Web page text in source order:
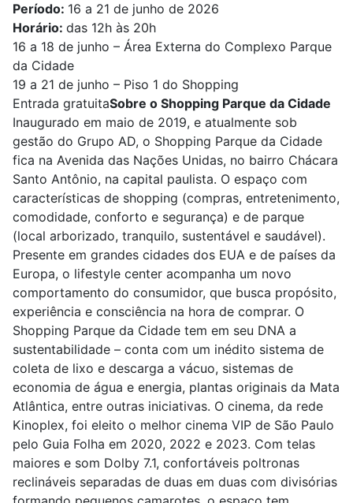
Período: 16 a 21 de junho de 2026
Horário: das 12h às 20h
16 a 18 de junho – Área Externa do Complexo Parque
da Cidade
19 a 21 de junho – Piso 1 do Shopping
Entrada gratuitaSobre o Shopping Parque da Cidade
Inaugurado em maio de 2019, e atualmente sob
gestão do Grupo AD, o Shopping Parque da Cidade
fica na Avenida das Nações Unidas, no bairro Chácara
Santo Antônio, na capital paulista. O espaço com
características de shopping (compras, entretenimento,
comodidade, conforto e segurança) e de parque
(local arborizado, tranquilo, sustentável e saudável).
Presente em grandes cidades dos EUA e de países da
Europa, o lifestyle center acompanha um novo
comportamento do consumidor, que busca propósito,
experiência e consciência na hora de comprar. O
Shopping Parque da Cidade tem em seu DNA a
sustentabilidade – conta com um inédito sistema de
coleta de lixo e descarga a vácuo, sistemas de
economia de água e energia, plantas originais da Mata
Atlântica, entre outras iniciativas. O cinema, da rede
Kinoplex, foi eleito o melhor cinema VIP de São Paulo
pelo Guia Folha em 2020, 2022 e 2023. Com telas
maiores e som Dolby 7.1, confortáveis poltronas
reclináveis separadas de duas em duas com divisórias